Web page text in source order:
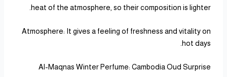
heat of the atmosphere, so their composition is lighter.
Atmosphere: It gives a feeling of freshness and vitality on
hot days.
Al-Maqnas Winter Perfume: Cambodia Oud Surprise